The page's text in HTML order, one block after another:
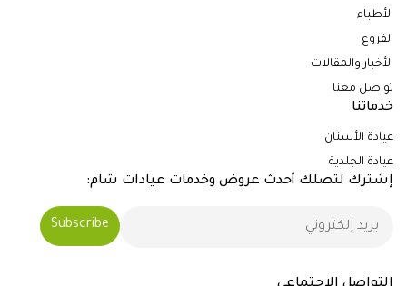
الأطباء
الفروع
الأخبار والمقالات
تواصل معنا
خدماتنا
عيادة الأسنان
عيادة الجلدية
إشترك لتصلك أحدث عروض وخدمات عيادات شام: